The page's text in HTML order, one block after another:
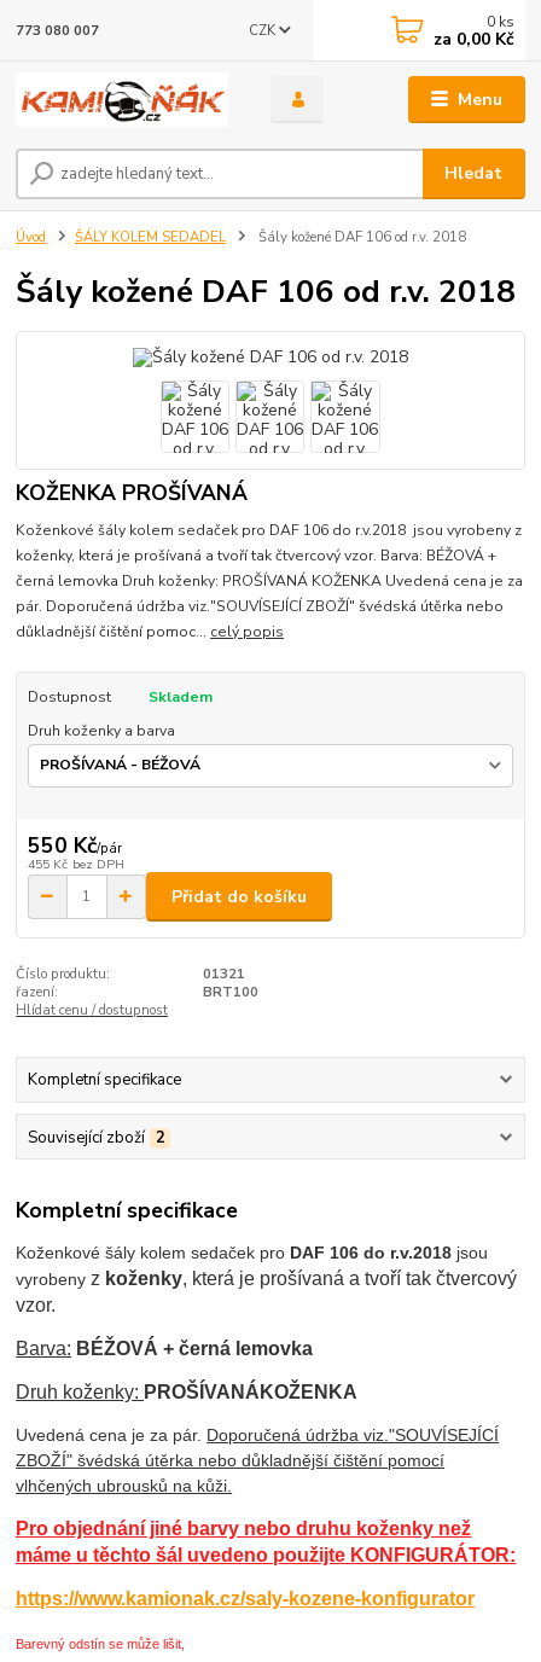
Menu
CZK
Hledat
773 080 007 0 ks
za 0,00 Kč
Úvod ŠÁLY KOLEM SEDADEL Šály kožené DAF 106 od r.v. 2018
Šály kožené DAF 106 od r.v. 2018
KOŽENKA PROŠÍVANÁ
Koženkové šály kolem sedaček pro DAF 106 do r.v.2018 jsou vyrobeny z
koženky, která je prošívaná a tvoří tak čtvercový vzor. Barva: BÉŽOVÁ +
černá lemovka Druh koženky: PROŠÍVANÁ KOŽENKA Uvedená cena je za
pár. Doporučená údržba viz."SOUVÍSEJÍCÍ ZBOŽÍ" švédská útěrka nebo
důkladnější čištění pomoc... celý popis
Dostupnost
Skladem
Druh koženky a barva
550 Kč/pár
455 Kč bez DPH
Přidat do košíku
Číslo produktu:
01321
řazení:
BRT100
Hlídat cenu / dostupnost
Kompletní specifikace
Související zboží 2
Kompletní specifikace
Koženkové šály kolem sedaček pro DAF 106 do r.v.2018 jsou
vyrobeny z koženky, která je prošívaná a tvoří tak čtvercový
vzor.
Barva: BÉŽOVÁ + černá lemovka
Druh koženky: PROŠÍVANÁ KOŽENKA
Uvedená cena je za pár. Doporučená údržba viz."SOUVÍSEJÍCÍ
ZBOŽÍ" švédská útěrka nebo důkladnější čištění pomocí
vlhčených ubrousků na kůži.
Pro objednání jiné barvy nebo druhu koženky než
máme u těchto šál uvedeno použijte KONFIGURÁTOR:
https://www.kamionak.cz/saly-kozene-konfigurator
Barevný odstín se může lišit,